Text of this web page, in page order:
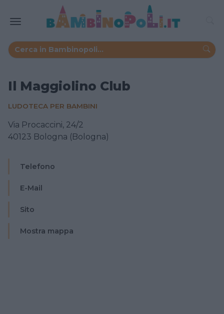
Il Maggiolino Club
LUDOTECA PER BAMBINI
Via Procaccini, 24/2
40123 Bologna (Bologna)
Telefono
E-Mail
Sito
Mostra mappa